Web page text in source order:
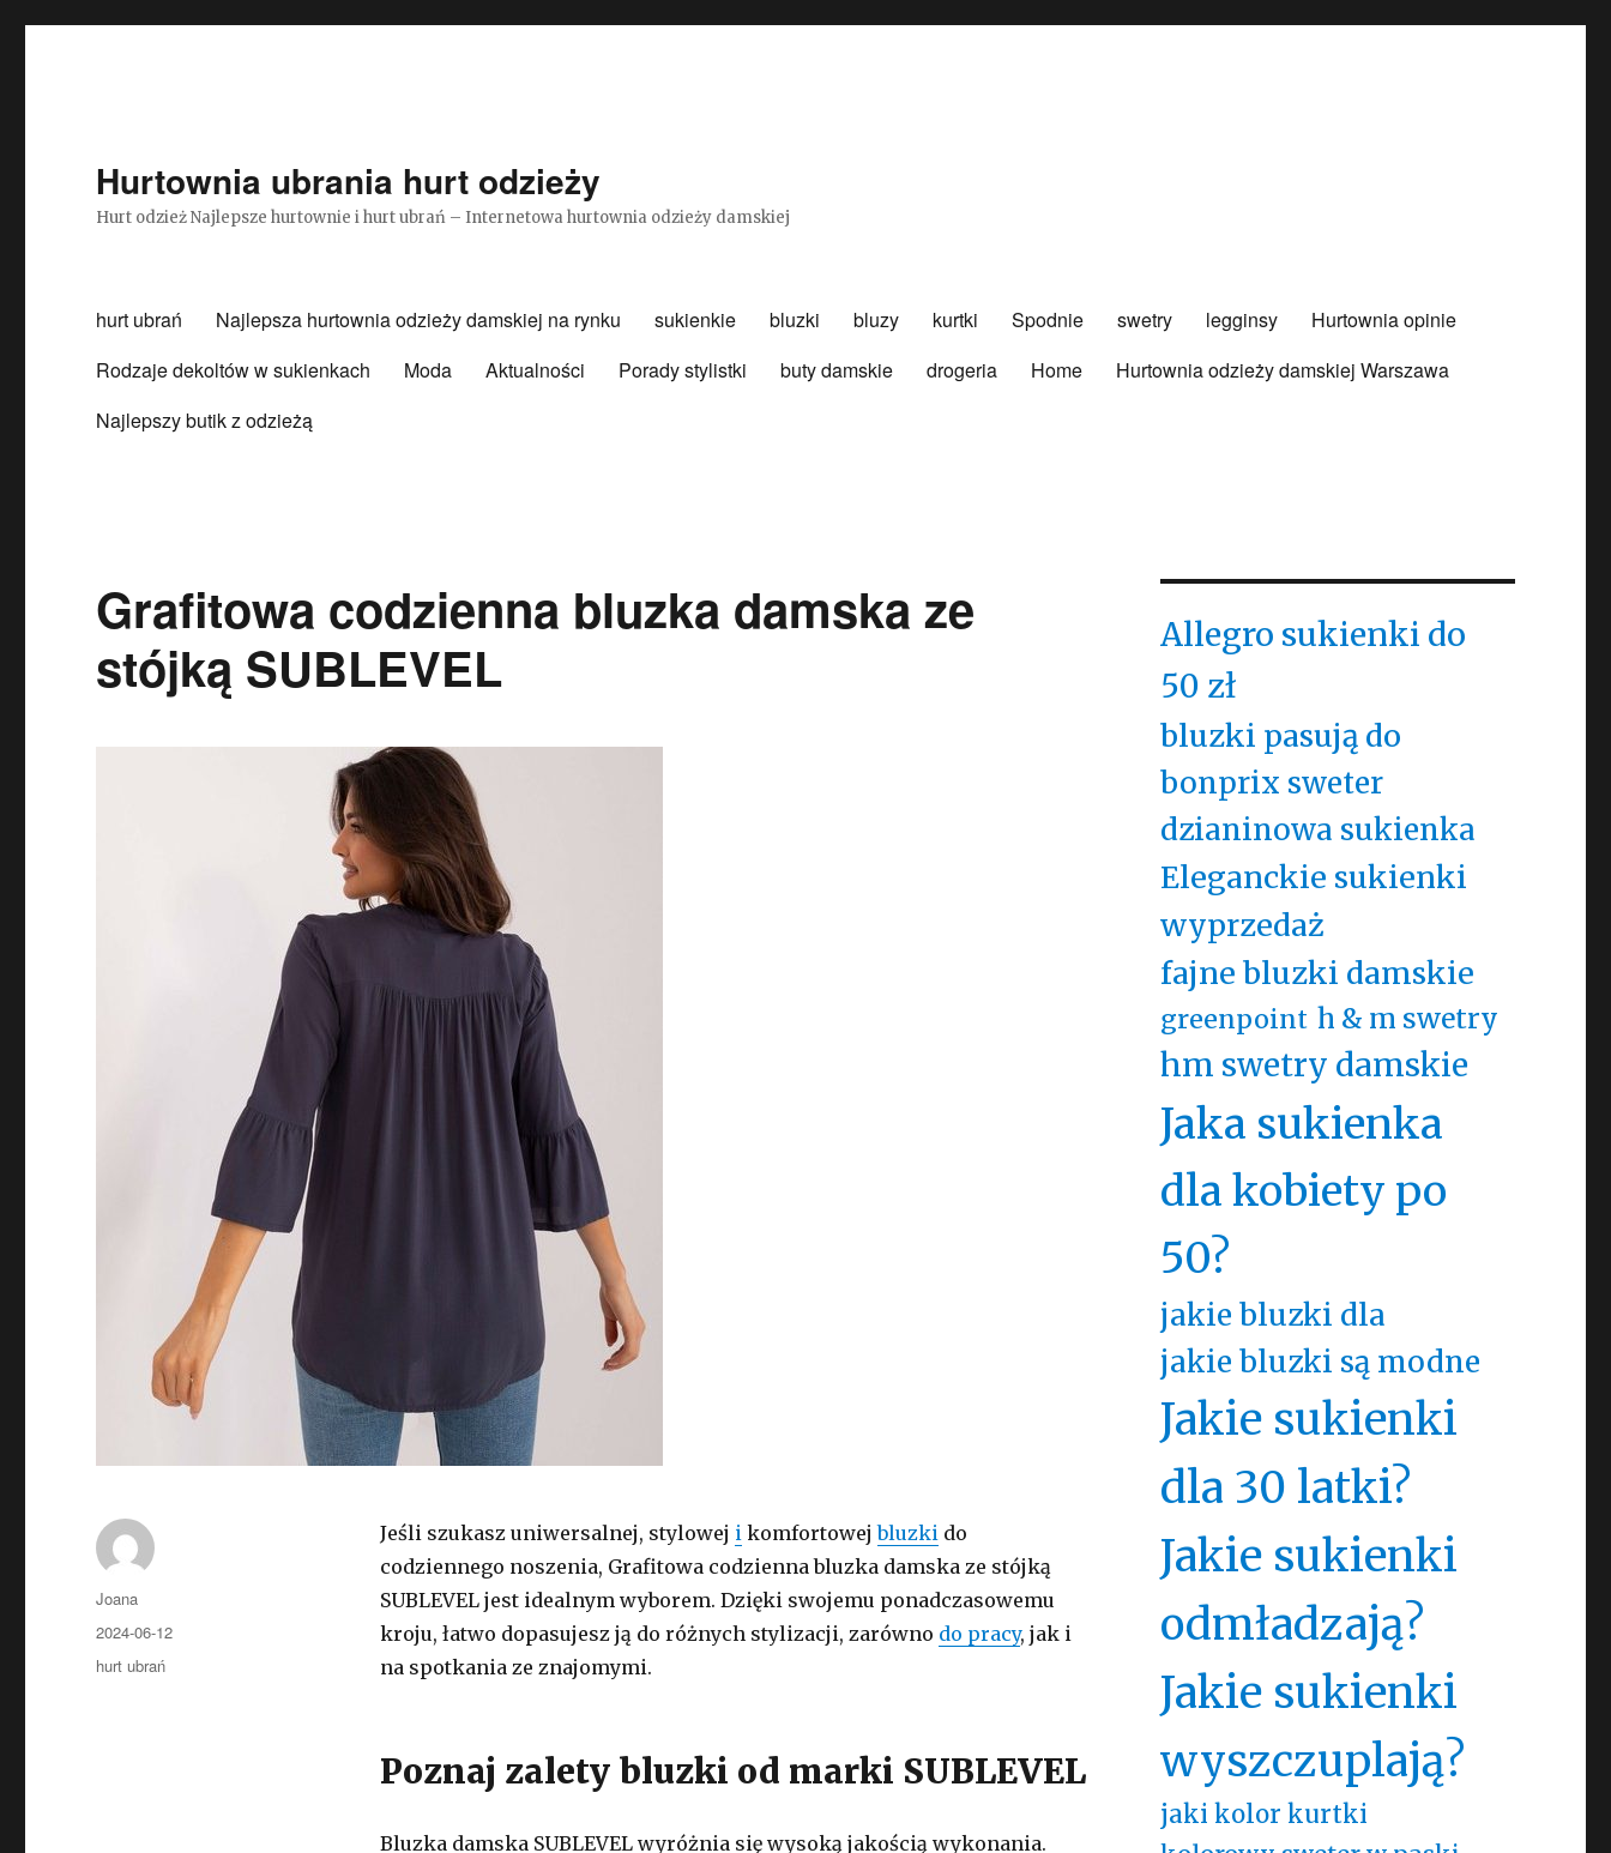
Hurtownia ubrania hurt odzieży
Hurt odzież Najlepsze hurtownie i hurt ubrań – Internetowa hurtownia odzieży damskiej
hurt ubrań Najlepsza hurtownia odzieży damskiej na rynku sukienkie bluzki bluzy kurtki Spodnie swetry legginsy
Hurtownia opinie
Rodzaje dekoltów w sukienkach
Moda Aktualności Porady stylistki buty damskie drogeria Home
Hurtownia odzieży damskiej Warszawa
Najlepszy butik z odzieżą
Grafitowa codzienna bluzka damska ze
stójką SUBLEVEL
Jeśli szukasz uniwersalnej, stylowej ikomfortowejbluzkido
codziennego noszenia, Grafitowa codzienna bluzka damska ze stójką
SUBLEVEL jest idealnym wyborem. Dzięki swojemu ponadczasowemu
kroju, łatwo dopasujesz ją do różnych stylizacji, zarówno do pracy, jak i
na spotkania ze znajomymi.
Poznaj zalety bluzki od marki SUBLEVEL
Bluzka damska SUBLEVEL wyróżnia się wysoką jakością wykonania.
Autor
Joana
Opublikowano
2024-06-12
Kategorie
hurt ubrań
Allegro sukienki do
50 zł
bluzki pasują do
bonprix sweter
dzianinowa sukienka
Eleganckie sukienki
wyprzedaż
fajne bluzki damskie
greenpoint h & m swetry
hm swetry damskie
Jaka sukienka
dla kobiety po
50?
jakie bluzki dla
jakie bluzki są modne
Jakie sukienki
dla 30 latki?
Jakie sukienki
odmładzają?
Jakie sukienki
wyszczuplają?
jaki kolor kurtki